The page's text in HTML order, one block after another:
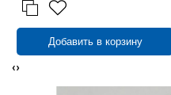
Добавить в корзину
‹›